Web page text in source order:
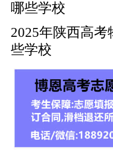
哪些学校
2025年陕西高
些学校